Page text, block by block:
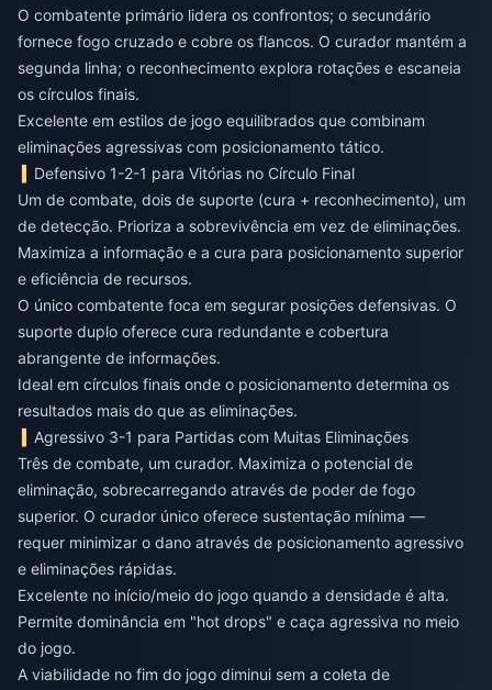
O combatente primário lidera os confrontos; o secundário
fornece fogo cruzado e cobre os flancos. O curador mantém a
segunda linha; o reconhecimento explora rotações e escaneia
os círculos finais.
Excelente em estilos de jogo equilibrados que combinam
eliminações agressivas com posicionamento tático.
Defensivo 1-2-1 para Vitórias no Círculo Final
Um de combate, dois de suporte (cura + reconhecimento), um
de detecção. Prioriza a sobrevivência em vez de eliminações.
Maximiza a informação e a cura para posicionamento superior
e eficiência de recursos.
O único combatente foca em segurar posições defensivas. O
suporte duplo oferece cura redundante e cobertura
abrangente de informações.
Ideal em círculos finais onde o posicionamento determina os
resultados mais do que as eliminações.
Agressivo 3-1 para Partidas com Muitas Eliminações
Três de combate, um curador. Maximiza o potencial de
eliminação, sobrecarregando através de poder de fogo
superior. O curador único oferece sustentação mínima —
requer minimizar o dano através de posicionamento agressivo
e eliminações rápidas.
Excelente no início/meio do jogo quando a densidade é alta.
Permite dominância em "hot drops" e caça agressiva no meio
do jogo.
A viabilidade no fim do jogo diminui sem a coleta de